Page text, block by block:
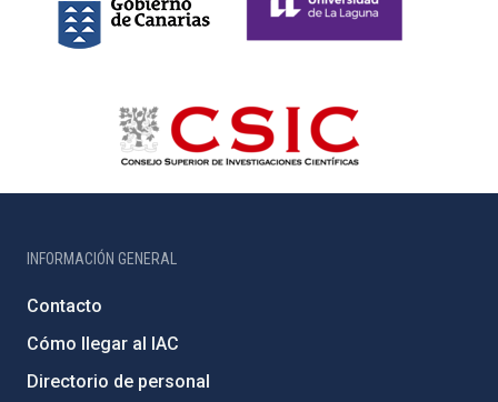
INFORMACIÓN GENERAL
Contacto
Cómo llegar al IAC
Directorio de personal